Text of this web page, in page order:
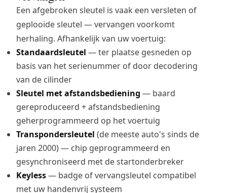
Een afgebroken sleutel is vaak een versleten of
geplooide sleutel — vervangen voorkomt
herhaling. Afhankelijk van uw voertuig:
Standaardsleutel — ter plaatse gesneden op
basis van het serienummer of door decodering
van de cilinder
Sleutel met afstandsbediening — baard
gereproduceerd + afstandsbediening
geherprogrammeerd op het voertuig
Transpondersleutel (de meeste auto's sinds de
jaren 2000) — chip geprogrammeerd en
gesynchroniseerd met de startonderbreker
Keyless— badge of vervangsleutel compatibel
met uw handenvrij systeem